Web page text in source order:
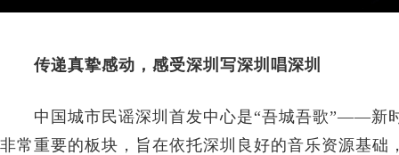
传递真挚感动，感受深圳写深圳唱深圳
中国城市民谣深圳首发中心是“吾城吾歌”——新
非常重要的板块，旨在依托深圳良好的音乐资源基础